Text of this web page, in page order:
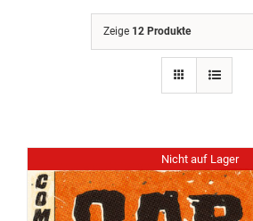
Zeige 12 Produkte
Nicht auf Lager